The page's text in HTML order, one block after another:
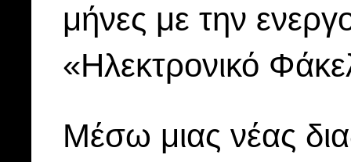
μήνες με την
«Ηλεκτρονικό
Μέσω μιας νέας